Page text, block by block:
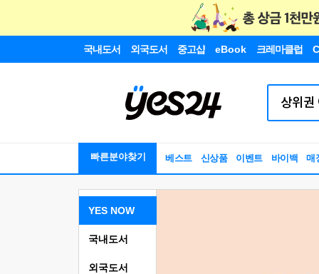
국내도서 외국도서 중고샵 eBook 크레마클럽
빠른분야찾기 베스트 신상품 이벤트 바이백 매
YES NOW
국내도서
외국도서